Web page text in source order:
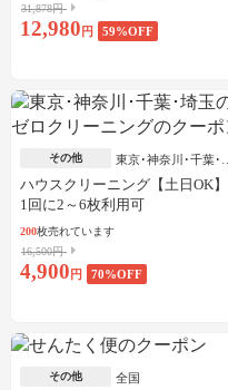
31,878円
12,980 円 59%OFF
その他
東京･神奈川･千葉･埼
玉
ハウスクリーニング【土日OK】
1回に2～6枚利用可
200枚売れています
16,500円
4,900 円 70%OFF
その他 全国